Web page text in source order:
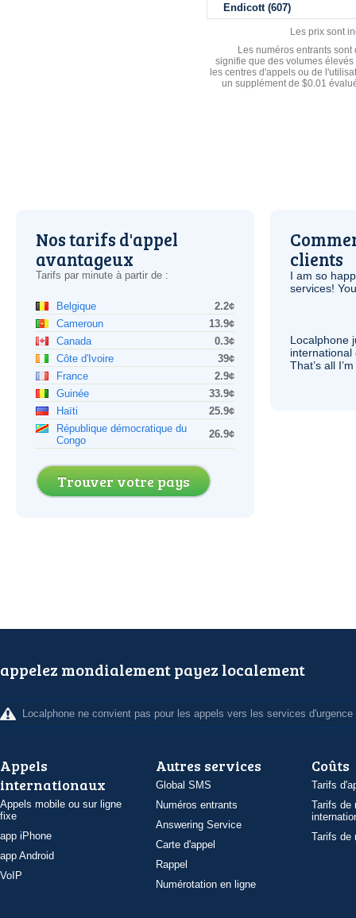
Endicott (607)
Les prix sont
Les numéros entrants
signifie que des volumes
les centres d'appels ou de
un supplément de $0.01
Nos tarifs d'appel
avantageux
Tarifs par minute à partir de :
Belgique
2.2¢
Cameroun
13.9¢
Canada
0.3¢
Côte d'Ivoire
39¢
France
2.9¢
Guinée
33.9¢
Haïti
25.9¢
République démocratique du
Congo
26.9¢
Trouver votre pays
clients
I am so
services!
Localphone
international
That’s all
appelez mondialement payez localement
Localphone ne convient pas pour les appels vers les services d'urgence
Appels
internationaux
Appels mobile ou sur ligne
fixe
app iPhone
app Android
VoIP
Autres services
Global SMS
Numéros entrants
Answering Service
Carte d'appel
Rappel
Numérotation en ligne
Coûts
Tarifs
Tarifs de
Tarifs de